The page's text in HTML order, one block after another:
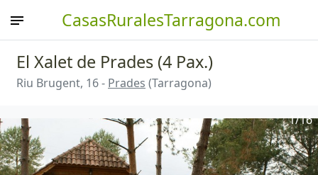
CasasRuralesTarragona.com
El Xalet de Prades (4 Pax.)
Riu Brugent, 16 - Prades (Tarragona)
1/16